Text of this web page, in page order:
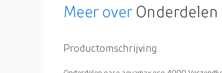
Meer over
Productomschrijving